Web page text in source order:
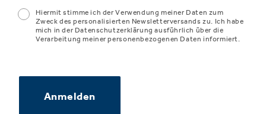
Hiermit stimme ich der Verwendung meiner Daten zum
Zweck des personalisierten Newsletterversands zu. Ich habe
mich in der Datenschutzerklärung ausführlich über die
Verarbeitung meiner personenbezogenen Daten informiert.
Anmelden